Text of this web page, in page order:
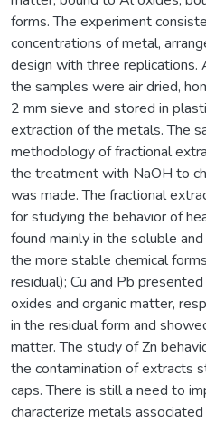
forms. The experiment
concentrations of metal,
design with three replications.
the samples were air dried,
2 mm sieve and stored in
extraction of the metals. The
methodology of fractional
the treatment with NaOH to
was made. The fractional
for studying the behavior of
found mainly in the soluble
the more stable chemical
residual); Cu and Pb
oxides and organic matter,
in the residual form and
matter. The study of Zn
the contamination of extracts
caps. There is still a need to
characterize metals